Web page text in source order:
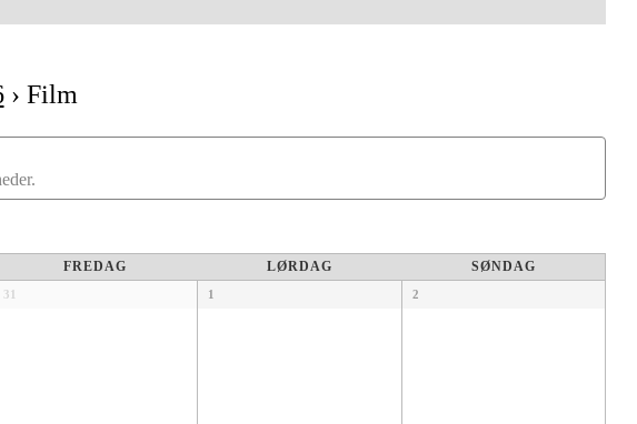
› Film
FREDAG LØRDAG SØNDAG
31 1 2